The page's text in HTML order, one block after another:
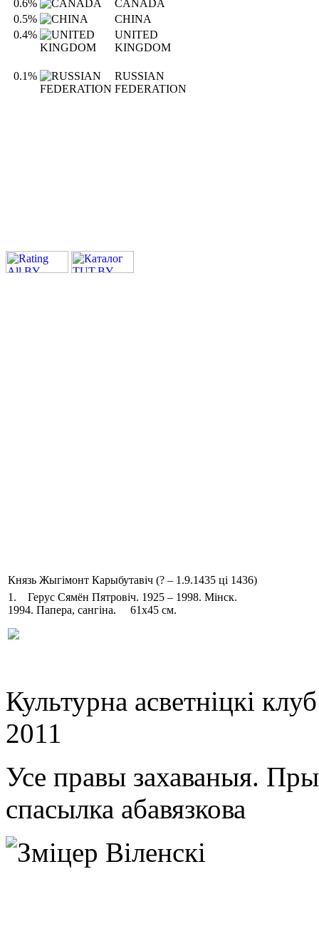
0.6%
CANADA
0.5%
CHINA
0.4%
UNITED
KINGDOM
0.1%
RUSSIAN
FEDERATION
Князь Жыгімонт Карыбутавіч (? – 1.9.1435 ці 1436)
1. Герус Сямён Пятровіч. 1925 – 1998. Мінск.
1994. Папера, сангіна. 61х45 см.
Культурна асветнiцкi
2011
Усе правы захаваныя.
спасылка абавязкова